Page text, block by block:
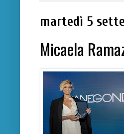
martedì 5
Micaela